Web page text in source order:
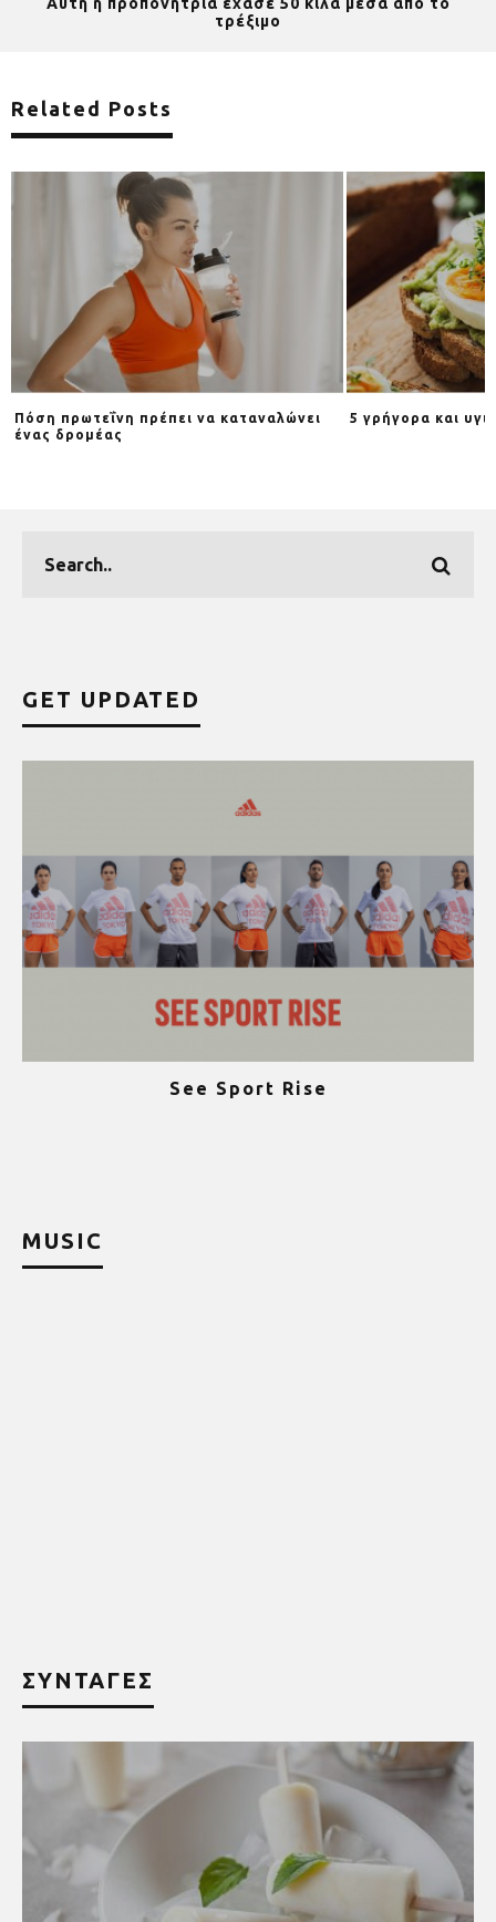
Αυτή η προπονήτρια έχασε 50 κιλά μέσα από το
τρέξιμο
Related Posts
Πόση πρωτεΐνη πρέπει να καταναλώνει
ένας δρομέας
5 γρήγορα και
GET UPDATED
See Sport Rise
MUSIC
ΣΥΝΤΑΓΕΣ